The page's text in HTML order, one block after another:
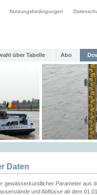
Nutzungsbedingungen
über Tabelle Abo
Daten
Parameter aus
und Abflüsse ab dem